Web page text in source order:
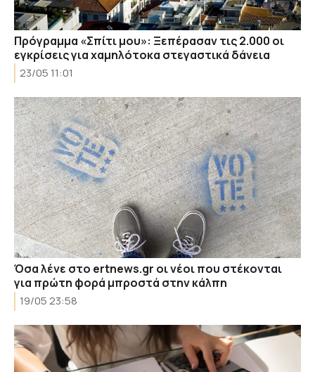
Πρόγραμμα «Σπίτι μου»: Ξεπέρασαν τις 2.000 οι
εγκρίσεις για χαμηλότοκα στεγαστικά δάνεια
23/05 11:01
Όσα λένε στο ertnews.gr οι νέοι που στέκονται
για πρώτη φορά μπροστά στην κάλπη
19/05 23:58